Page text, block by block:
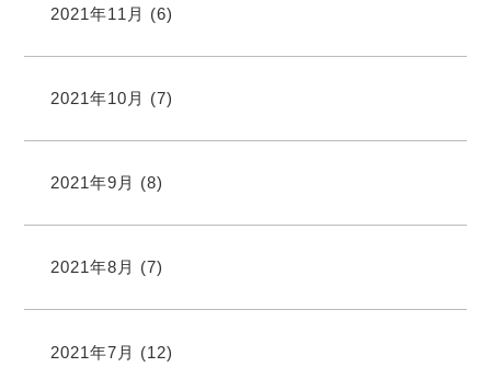
2021年11月 (6)
2021年10月 (7)
2021年9月 (8)
2021年8月 (7)
2021年7月 (12)